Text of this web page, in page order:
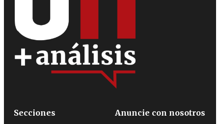
Secciones
Anuncie con nosotros